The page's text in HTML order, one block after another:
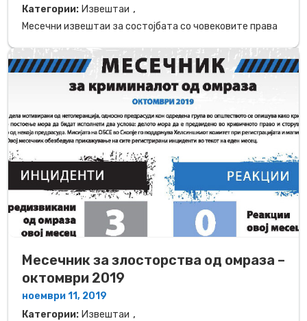
Категории: Извештаи ,
Месечни извештаи за состојбата со човековите права
Mесечник за злосторства од омраза –
октомври 2019
ноември 11, 2019
Категории: Извештаи ,